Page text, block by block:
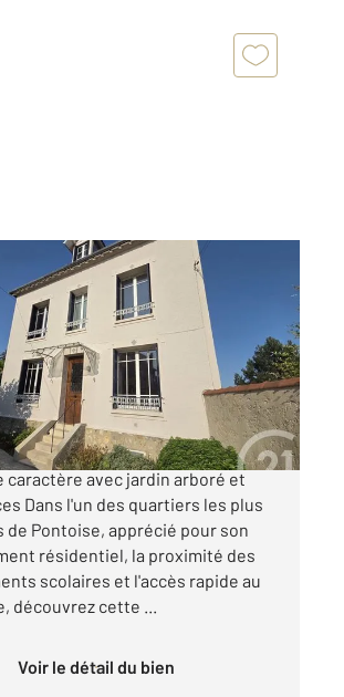
vendre
000 €
TRIBUNAL Maison
caractère avec jardin arboré et
Dans l'un des quartiers les plus
de Pontoise, apprécié pour son
résidentiel, la proximité des
scolaires et l'accès rapide au
découvrez cette ...
Voir le détail du bien